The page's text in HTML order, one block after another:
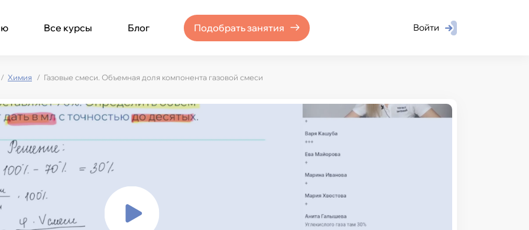
Все курсы Блог Подобрать занятия Войти
Химия Газовые смеси. Объемная доля компонента газовой смеси